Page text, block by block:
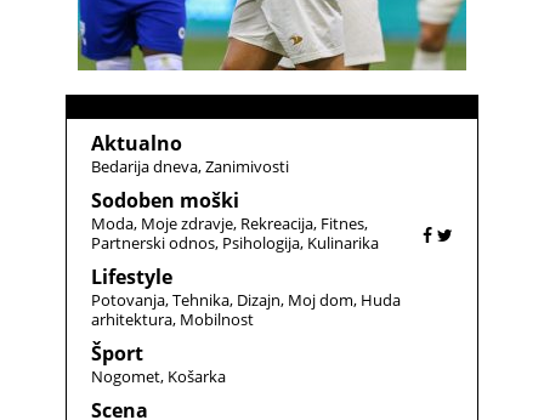
Aktualno
Bedarija dneva Zanimivosti
Sodoben moški
Moda Moje zdravje Rekreacija Fitnes
Partnerski odnos Psihologija Kulinarika
Lifestyle
Potovanja Tehnika Dizajn Moj dom Huda
arhitektura Mobilnost
Šport
Nogomet Košarka
Scena